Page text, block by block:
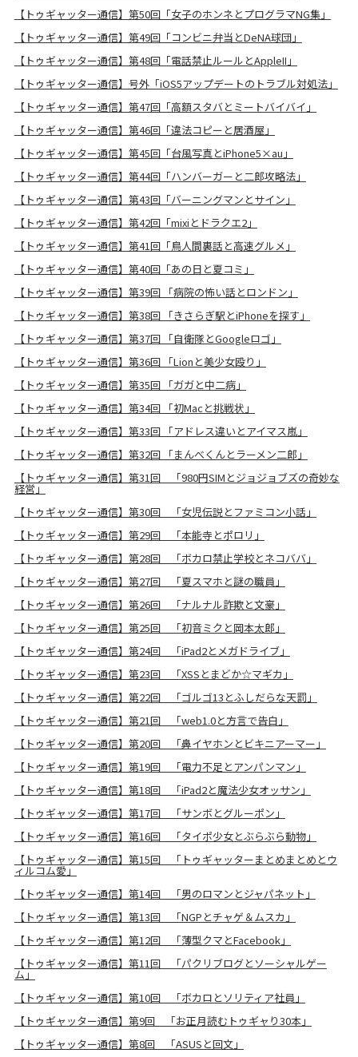
【トゥギャッター通信】第50回「女子のホンネとプログラマNG集」
【トゥギャッター通信】第49回「コンビニ弁当とDeNA球団」
【トゥギャッター通信】第48回「電話禁止ルールとAppleII」
【トゥギャッター通信】号外「iOS5アップデートのトラブル対処法」
【トゥギャッター通信】第47回「高額スタバとミートバイバイ」
【トゥギャッター通信】第46回「違法コピーと居酒屋」
【トゥギャッター通信】第45回「台風写真とiPhone5×au」
【トゥギャッター通信】第44回「ハンバーガーと二郎攻略法」
【トゥギャッター通信】第43回「バーニングマンとサイン」
【トゥギャッター通信】第42回「mixiとドラクエ2」
【トゥギャッター通信】第41回「鳥人間裏話と高速グルメ」
【トゥギャッター通信】第40回「あの日と夏コミ」
【トゥギャッター通信】第39回 「病院の怖い話とロンドン」
【トゥギャッター通信】第38回 「きさらぎ駅とiPhoneを探す」
【トゥギャッター通信】第37回 「自衛隊とGoogleロゴ」
【トゥギャッター通信】第36回 「Lionと美少女殴り」
【トゥギャッター通信】第35回 「ガガと中二病」
【トゥギャッター通信】第34回 「初Macと挑戦状」
【トゥギャッター通信】第33回 「アドレス違いとアイマス嵐」
【トゥギャッター通信】第32回 「まんべくんとラーメン二郎」
【トゥギャッター通信】第31回 「980円SIMとジョジョブズの奇妙な
経営」
【トゥギャッター通信】第30回 「女児伝説とファミコン小話」
【トゥギャッター通信】第29回 「本能寺とポロリ」
【トゥギャッター通信】第28回 「ボカロ禁止学校とネコババ」
【トゥギャッター通信】第27回 「夏スマホと謎の職員」
【トゥギャッター通信】第26回 「ナルナル詐欺と文豪」
【トゥギャッター通信】第25回 「初音ミクと岡本太郎」
【トゥギャッター通信】第24回 「iPad2とメガドライブ」
【トゥギャッター通信】第23回 「XSSとまどか☆マギカ」
【トゥギャッター通信】第22回 「ゴルゴ13とふしだらな天罰」
【トゥギャッター通信】第21回 「web1.0と方言で告白」
【トゥギャッター通信】第20回 「鼻イヤホンとビキニアーマー」
【トゥギャッター通信】第19回 「電力不足とアンパンマン」
【トゥギャッター通信】第18回 「iPad2と魔法少女オッサン」
【トゥギャッター通信】第17回 「サンボとグルーポン」
【トゥギャッター通信】第16回 「タイポ少女とぶらぶら動物」
【トゥギャッター通信】第15回 「トゥギャッターまとめまとめとウ
ィルコム愛」
【トゥギャッター通信】第14回 「男のロマンとジャパネット」
【トゥギャッター通信】第13回 「NGPとチャゲ＆ムスカ」
【トゥギャッター通信】第12回 「薄型クマとFacebook」
【トゥギャッター通信】第11回 「パクリブログとソーシャルゲー
ム」
【トゥギャッター通信】第10回 「ボカロとソリティア社員」
【トゥギャッター通信】第9回 「お正月読むトゥギャり30本」
【トゥギャッター通信】第8回 「ASUSと回文」